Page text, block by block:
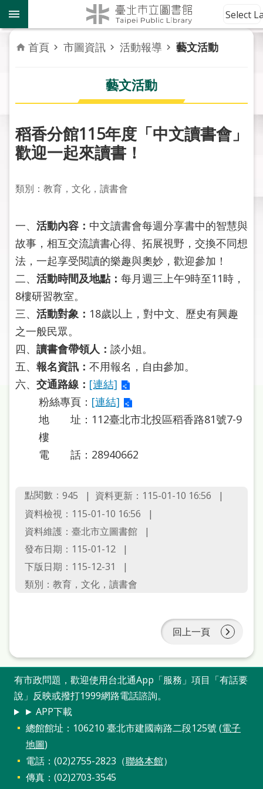
跳到主要內容區塊
到
館
資
訊
者
務
活
報
導
關
於
市
圖
線
上
申
請
常
見
版
常
Select
首頁 市圖資訊 活動報導 藝文活動
藝文活動
稻香分館115年度「中文讀書會」
歡迎一起來讀書！
類別：教育，文化，讀書會
一、 活動內容： 中文讀書會每週分享書中的智慧與
故事，相互交流讀書心得、拓展視野，交換不同想
法，一起享受閱讀的樂趣與奧妙，歡迎參加！
二、 活動時間及地點： 每月週三上午9時至11時，
8樓研習教室。
三、 活動對象： 18歲以上，對中文、歷史有興趣
之一般民眾。
四、 讀書會帶領人： 談小姐。
五、 報名資訊： 不用報名，自由參加。
六、 交通路線： [連結]
粉絲專頁： [連結]
地 址：112臺北市北投區稻香路81號7-9
樓
電 話：28940662
點閱數： 945
資料更新：115-01-10 16:56
資料檢視：115-01-10 16:56
資料維護：臺北市立圖書館
發布日期：115-01-12
下版日期：115-12-31
類別：教育，文化，讀書會
回上一頁
有市政問題，歡迎使用台北通App「服務」項目「有話要
說」反映或撥打1999網路電話諮詢。
► APP下載
總館館址：106210 臺北市建國南路二段125號 (電子
地圖)
電話：(02)2755-2823（聯絡本館）
傳真：(02)2703-3545